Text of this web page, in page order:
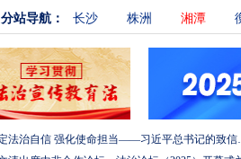
分站导航： 长沙 株洲 湘潭
坚定法治自信 强化使